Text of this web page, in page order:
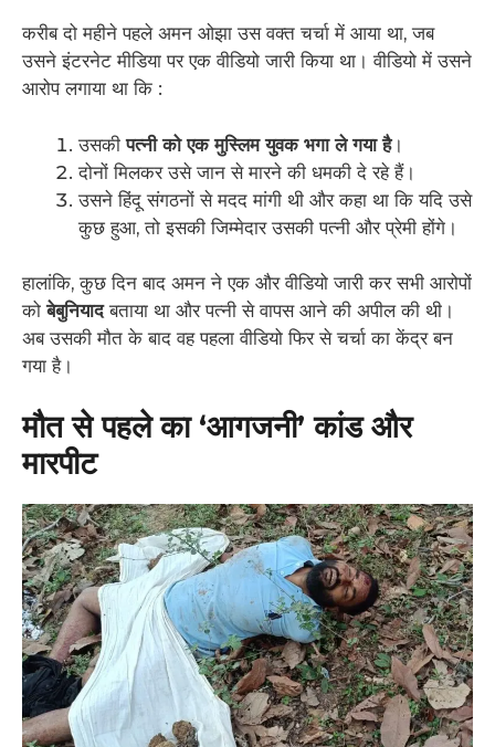
करीब दो महीने पहले अमन ओझा उस वक्त चर्चा में आया था, जब
उसने इंटरनेट मीडिया पर एक वीडियो जारी किया था। वीडियो में उसने
आरोप लगाया था कि :
उसकीपत्नी को एक मुस्लिम युवक भगा ले गया है।
दोनों मिलकर उसे जान से मारने की धमकी दे रहे हैं।
उसने हिंदू संगठनों से मदद मांगी थी और कहा था कि यदि उसे
कुछ हुआ, तो इसकी जिम्मेदार उसकी पत्नी और प्रेमी होंगे।
हालांकि, कुछ दिन बाद अमन ने एक और वीडियो जारी कर सभी आरोपों
कोबेबुनियादबताया था और पत्नी से वापस आने की अपील की थी।
अब उसकी मौत के बाद वह पहला वीडियो फिर से चर्चा का केंद्र बन
गया है।
मौत से पहले का ‘आगजनी’ कांड और
मारपीट